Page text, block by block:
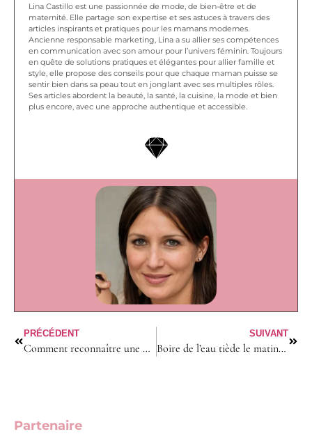
Lina Castillo est une passionnée de mode, de bien-être et de
maternité. Elle partage son expertise et ses astuces à travers des
articles inspirants et pratiques pour les mamans modernes.
Ancienne responsable marketing, Lina a su allier ses compétences
en communication avec son amour pour l’univers féminin. Toujours
en quête de solutions pratiques et élégantes pour allier famille et
style, elle propose des conseils pour que chaque maman puisse se
sentir bien dans sa peau tout en jonglant avec ses multiples rôles.
Ses articles abordent la beauté, la santé, la cuisine, la mode et bien
plus encore, avec une approche authentique et accessible.
PRÉCÉDENT
Comment reconnaître une bonne marque cosmétique ?
SUIVANT
Boire de l’eau tiède le matin : une habitude aux vrais bienfaits ou simple mythe
Partenaire